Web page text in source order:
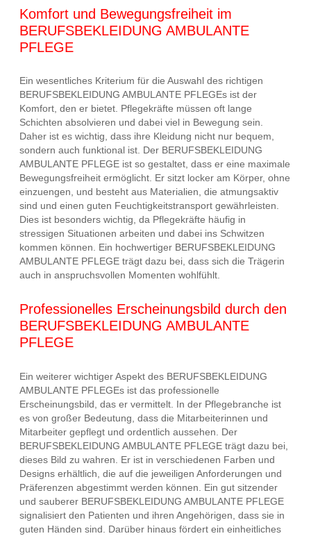
Komfort und Bewegungsfreiheit im
BERUFSBEKLEIDUNG AMBULANTE
PFLEGE
Ein wesentliches Kriterium für die Auswahl des richtigen
BERUFSBEKLEIDUNG AMBULANTE PFLEGEs ist der
Komfort, den er bietet. Pflegekräfte müssen oft lange
Schichten absolvieren und dabei viel in Bewegung sein.
Daher ist es wichtig, dass ihre Kleidung nicht nur bequem,
sondern auch funktional ist. Der BERUFSBEKLEIDUNG
AMBULANTE PFLEGE ist so gestaltet, dass er eine maximale
Bewegungsfreiheit ermöglicht. Er sitzt locker am Körper, ohne
einzuengen, und besteht aus Materialien, die atmungsaktiv
sind und einen guten Feuchtigkeitstransport gewährleisten.
Dies ist besonders wichtig, da Pflegekräfte häufig in
stressigen Situationen arbeiten und dabei ins Schwitzen
kommen können. Ein hochwertiger BERUFSBEKLEIDUNG
AMBULANTE PFLEGE trägt dazu bei, dass sich die Trägerin
auch in anspruchsvollen Momenten wohlfühlt.
Professionelles Erscheinungsbild durch den
BERUFSBEKLEIDUNG AMBULANTE
PFLEGE
Ein weiterer wichtiger Aspekt des BERUFSBEKLEIDUNG
AMBULANTE PFLEGEs ist das professionelle
Erscheinungsbild, das er vermittelt. In der Pflegebranche ist
es von großer Bedeutung, dass die Mitarbeiterinnen und
Mitarbeiter gepflegt und ordentlich aussehen. Der
BERUFSBEKLEIDUNG AMBULANTE PFLEGE trägt dazu bei,
dieses Bild zu wahren. Er ist in verschiedenen Farben und
Designs erhältlich, die auf die jeweiligen Anforderungen und
Präferenzen abgestimmt werden können. Ein gut sitzender
und sauberer BERUFSBEKLEIDUNG AMBULANTE PFLEGE
signalisiert den Patienten und ihren Angehörigen, dass sie in
guten Händen sind. Darüber hinaus fördert ein einheitliches